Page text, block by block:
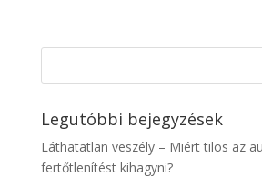
Legutóbbi bejegyzések
Láthatatlan veszély – Miért tilos az
fertőtlenítést kihagyni?